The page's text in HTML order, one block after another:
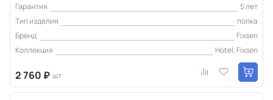
Гарантия
5 лет
Тип изделия
полка
Бренд
Fixsen
Коллекция
Hotel, Fixsen
2 760 ₽ шт